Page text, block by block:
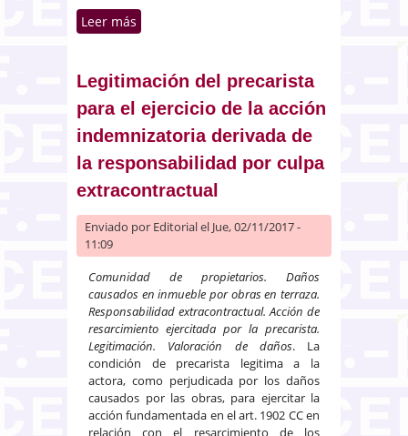
Leer más
imposición de costas
Legitimación del precarista
para el ejercicio de la acción
indemnizatoria derivada de
la responsabilidad por culpa
extracontractual
Enviado por Editorialel Jue, 02/11/2017 -
11:09
Comunidad de propietarios. Daños
causados en inmueble por obras en terraza.
Responsabilidad extracontractual. Acción de
resarcimiento ejercitada por la precarista.
Legitimación. Valoración de daños. La
condición de precarista legitima a la
actora, como perjudicada por los daños
causados por las obras, para ejercitar la
acción fundamentada en el art. 1902 CC en
relación con el resarcimiento de los